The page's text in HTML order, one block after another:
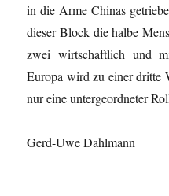
in die Arme Chinas
dieser Block die halbe
zwei wirtschaftlich und
Europa wird zu einer dritte
nur eine untergeordneter
Gerd-Uwe Dahlmann